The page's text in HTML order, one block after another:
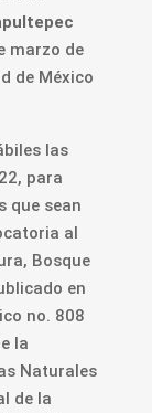
marzo de
de México
las
para
que sean
al
Bosque
en
no. 808
la
Naturales
de la